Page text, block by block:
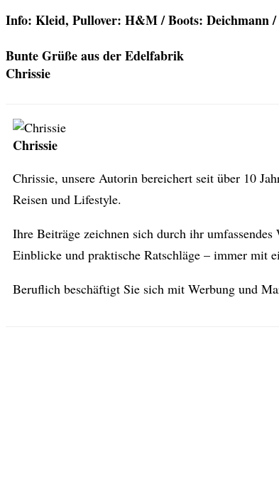
Info: Kleid, Pullover: H&M / Boots: Deichmann
Bunte Grüße aus der Edelfabrik
Chrissie
Chrissie
Chrissie, unsere Autorin bereichert seit über 10
Reisen und Lifestyle.
Ihre Beiträge zeichnen sich durch ihr
Einblicke und praktische Ratschläge – immer mit
Beruflich beschäftigt Sie sich mit Werbung und